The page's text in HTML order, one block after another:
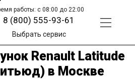
работы: с 08:00 до 22:00
8 (800) 555-93-61
Выбрать сервис
Renault Latitude
в Москве